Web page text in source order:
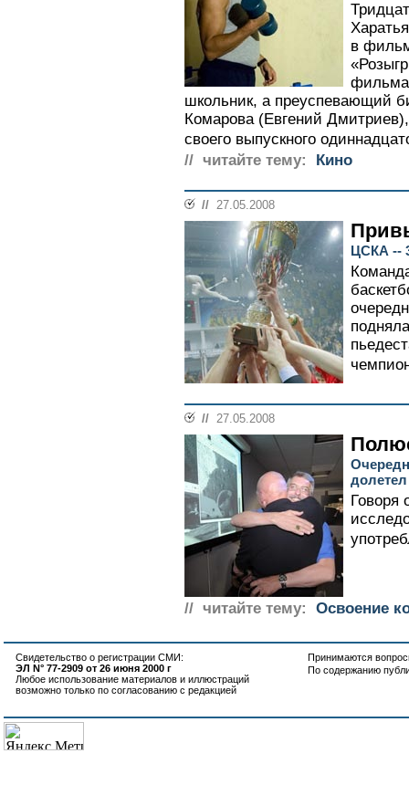
в
фильма
школьник, а преуспевающий
Комарова (Евгений
своего выпускного
// читайте тему:
Кино
// 27.05.2008
ЦСКА --
// 27.05.2008
Говоря
// читайте тему: Освоение
Свидетельство о регистрации СМИ:
ЭЛ N° 77-2909 от 26 июня 2000 г
Любое использование материалов и иллюстраций
возможно только по согласованию с редакцией
Принимаются
По содержанию